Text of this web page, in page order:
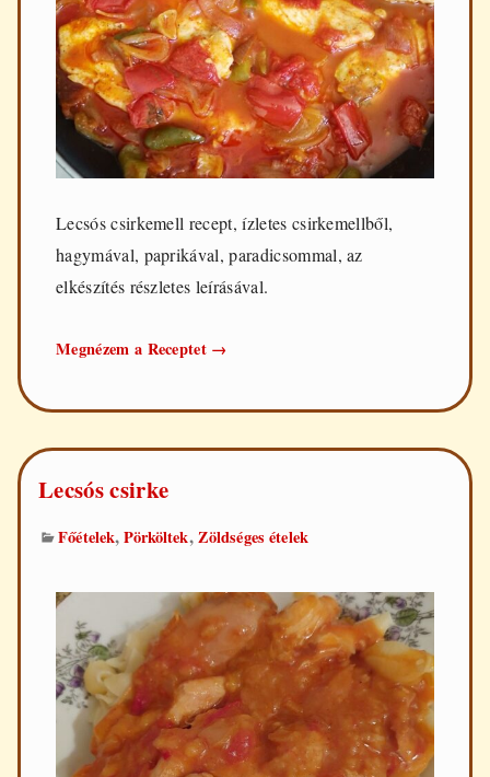
Lecsós csirkemell recept, ízletes csirkemellből,
hagymával, paprikával, paradicsommal, az
elkészítés részletes leírásával.
Megnézem a Receptet Lecsós
→
Lecsós csirke
Főételek,Pörköltek,Zöldséges ételek